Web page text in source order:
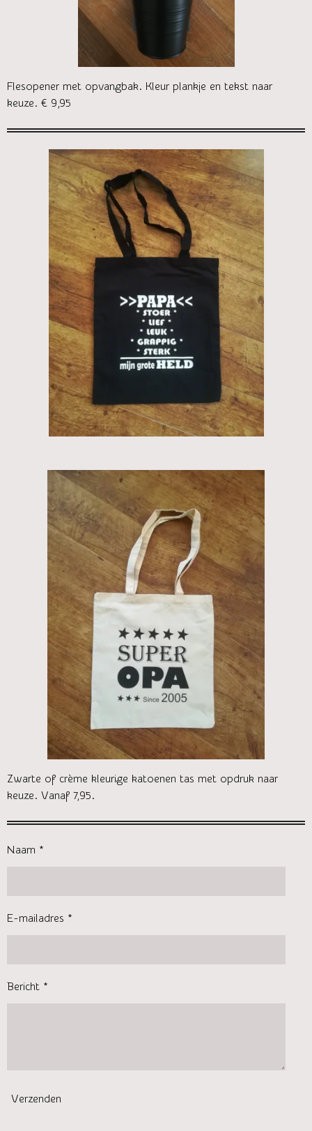
Flesopener met opvangbak. Kleur plankje en tekst naar
keuze. € 9,95
Zwarte of crème kleurige katoenen tas met opdruk naar
keuze. Vanaf 7,95.
Naam *
E-mailadres *
Bericht *
Verzenden